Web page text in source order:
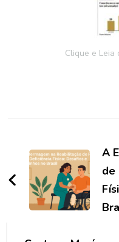
Clique e Leia
de
post
A
de